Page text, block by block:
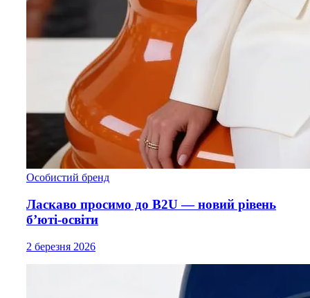
Особистий бренд
Ласкаво просимо до B2U — новий рівень
б’юті-освіти
2 березня 2026